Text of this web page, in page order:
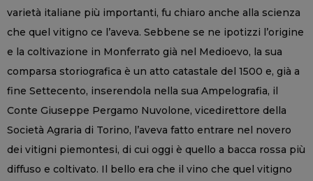
varietà italiane più importanti, fu chiaro anche alla scienza
che quel vitigno ce l’aveva. Sebbene se ne ipotizzi l’origine
e la coltivazione in Monferrato già nel Medioevo, la sua
comparsa storiografica è un atto catastale del 1500 e, già a
fine Settecento, inserendola nella sua Ampelografia, il
Conte Giuseppe Pergamo Nuvolone, vicedirettore della
Società Agraria di Torino, l’aveva fatto entrare nel novero
dei vitigni piemontesi, di cui oggi è quello a bacca rossa più
diffuso e coltivato. Il bello era che il vino che quel vitigno